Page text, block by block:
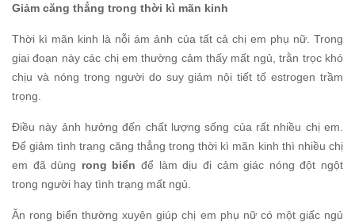
Giảm căng thẳng trong thời kì mãn kinh
Thời kì mãn kinh là nỗi ám ảnh của tất cả chị em phụ nữ. Trong
giai đoạn này các chị em thường cảm thấy mất ngủ, trằn trọc khó
chịu và nóng trong người do suy giảm nội tiết tố estrogen trầm
trọng.
Điều này ảnh hưởng đến chất lượng sống của rất nhiều chị em.
Để giảm tình trạng căng thẳng trong thời kì mãn kinh thì nhiều chị
em đã dùng rong biển để làm dịu đi cảm giác nóng đột ngột
trong người hay tình trạng mất ngủ.
Ăn rong biển thường xuyên giúp chị em phụ nữ có một giấc ngủ